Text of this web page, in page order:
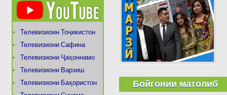
Телевизиоин Тоҷикистон
Телевизиони Сафина
Телевизиони Ҷаҳоннамо
Телевизиони Варзиш
Телевизиони Баҳористон
Бойгонии матолиб